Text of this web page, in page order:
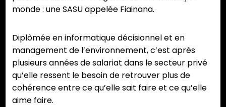
monde : une SASU appelée Fiainana.
Diplômée en informatique décisionnel et en
management de l’environnement, c’est après
plusieurs années de salariat dans le secteur privé
qu’elle ressent le besoin de retrouver plus de
cohérence entre ce qu’elle sait faire et ce qu’elle
aime faire.